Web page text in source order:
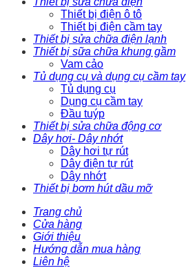
Thiết bị điện ô tô
Thiết bị điện cầm tay
Thiết bị sửa chữa điện lạnh
Thiết bị sữa chữa khung gầm
Vam cảo
Tủ dụng cụ và dụng cụ cầm tay
Tủ dụng cụ
Dụng cụ cầm tay
Đầu tuýp
Thiết bị sửa chữa động cơ
Dây hơi- Dây nhớt
Dây hơi tự rút
Dây điện tự rút
Dây nhớt
Thiết bị bơm hút dầu mỡ
Trang chủ
Cửa hàng
Giới thiệu
Hướng dẫn mua hàng
Liên hệ